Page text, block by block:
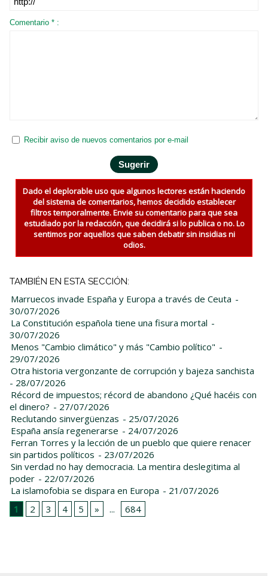
Comentario * :
Recibir aviso de nuevos comentarios por e-mail
Dado el deplorable uso que algunos lectores están haciendo
del sistema de comentarios, hemos decidido establecer
filtros temporalmente. Envie su comentario para que sea
estudiado por la redacción, que decidirá si lo publica o no. Lo
sentimos por aquellos que saben debatir sin insidias ni
odios.
TAMBIÉN EN ESTA SECCIÓN:
Marruecos invade España y Europa a través de Ceuta -
30/07/2026
La Constitución española tiene una fisura mortal -
30/07/2026
Menos "Cambio climático" y más "Cambio político" -
29/07/2026
Otra historia vergonzante de corrupción y bajeza sanchista
- 28/07/2026
Récord de impuestos; récord de abandono ¿Qué hacéis con
el dinero? - 27/07/2026
Reclutando sinvergüenzas - 25/07/2026
España ansía regenerarse - 24/07/2026
Ferran Torres y la lección de un pueblo que quiere renacer
sin partidos políticos - 23/07/2026
Sin verdad no hay democracia. La mentira deslegitima al
poder - 22/07/2026
La islamofobia se dispara en Europa - 21/07/2026
1
2 3 4 5 » ... 684